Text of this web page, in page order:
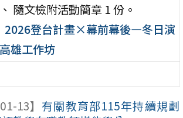
隨文檢附活動簡章 1 份。
2026登台計畫×幕前幕後—冬日演
雄工作坊
13】 有關教育部115年持續規劃